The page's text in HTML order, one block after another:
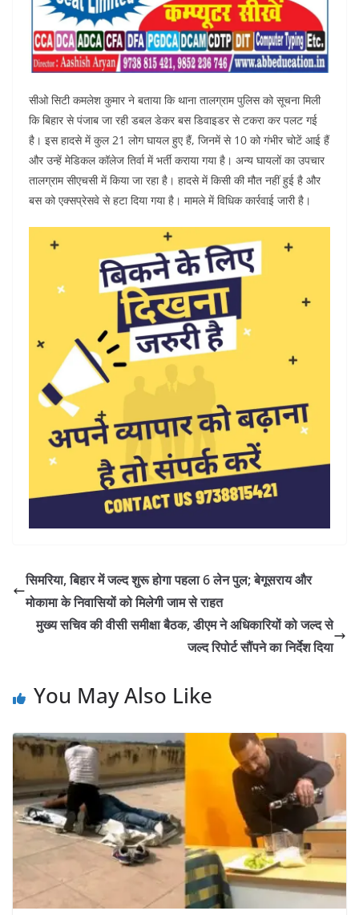
सीओ सिटी कमलेश कुमार ने बताया कि थाना तालग्राम पुलिस को सूचना मिली
कि बिहार से पंजाब जा रही डबल डेकर बस डिवाइडर से टकरा कर पलट गई
है। इस हादसे में कुल 21 लोग घायल हुए हैं, जिनमें से 10 को गंभीर चोटें आई हैं
और उन्हें मेडिकल कॉलेज तिर्वा में भर्ती कराया गया है। अन्य घायलों का उपचार
तालग्राम सीएचसी में किया जा रहा है। हादसे में किसी की मौत नहीं हुई है और
बस को एक्सप्रेसवे से हटा दिया गया है। मामले में विधिक कार्रवाई जारी है।
सिमरिया, बिहार में जल्द शुरू होगा पहला 6 लेन पुल; बेगूसराय और
मोकामा के निवासियों को मिलेगी जाम से राहत
मुख्य सचिव की वीसी समीक्षा बैठक, डीएम ने अधिकारियों को जल्द से
जल्द रिपोर्ट सौंपने का निर्देश दिया
You May Also Like